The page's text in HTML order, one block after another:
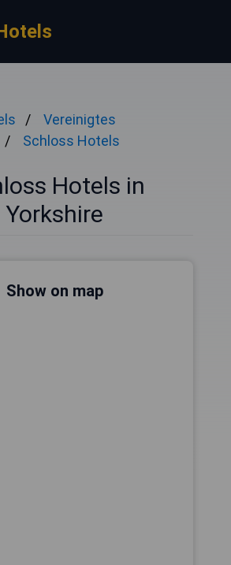
Vereinigtes
Schloss Hotels
Hotels in
Yorkshire
Show on map